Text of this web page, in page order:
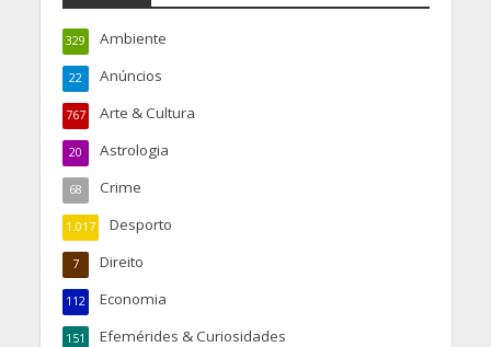
Ambiente
329
Anúncios
22
Arte & Cultura
767
Astrologia
20
Crime
68
Desporto
1.017
Direito
7
Economia
112
Efemérides & Curiosidades
151